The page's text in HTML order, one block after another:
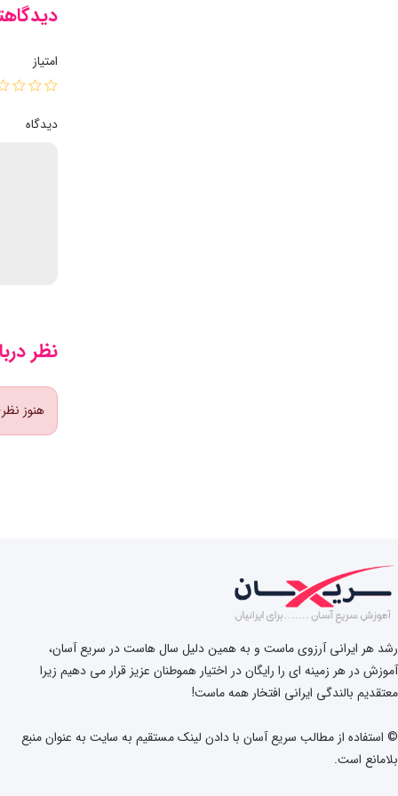
امتیاز
دیدگاه
نظر
هنوز
رشد هر ایرانی آرزوی ماست و به همین دلیل سال هاست در سریع آسان،
آموزش در هر زمینه ای را رایگان در اختیار هموطنان عزیز قرار می دهیم زیرا
معتقدیم بالندگی ایرانی افتخار همه ماست!
© استفاده از مطالب سریع آسان با دادن لینک مستقیم به سایت به عنوان منبع
بلامانع است.